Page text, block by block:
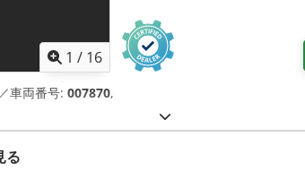
1 / 16
車両番号: 007870,
る